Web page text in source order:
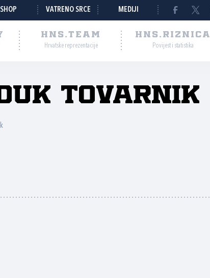
SHOP VATRENO SRCE MEDIJI
HNS.TEAM
Hrvatske reprezentacije
HNS.RIZNICA
Povijest i statistika
Tovarnik